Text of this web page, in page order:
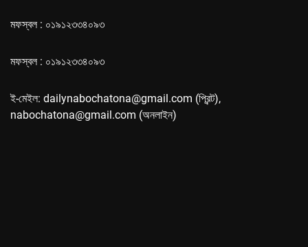
মফস্বল : ০১৯১২৩৩৪০৯৩
মফস্বল : ০১৯১২৩৩৪০৯৩
ই-মেইল: dailynabochatona@gmail.com (প্রিন্ট),
nabochatona@gmail.com (অনলাইন)